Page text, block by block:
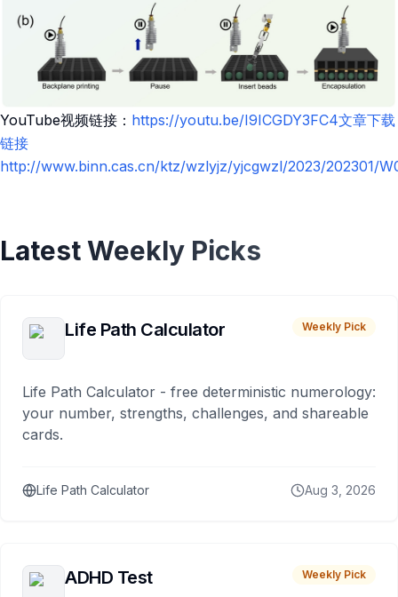
YouTube视频链接： https://youtu.be/I9ICGDY3FC4文章下载
链接
http://www.binn.cas.cn/ktz/wzlyjz/yjcgwzl/2023/202301/
Latest Weekly Picks
Life Path Calculator Weekly Pick
Life Path Calculator - free deterministic numerology:
your number, strengths, challenges, and shareable
cards.
Life Path Calculator Aug 3, 2026
ADHD Test Weekly Pick